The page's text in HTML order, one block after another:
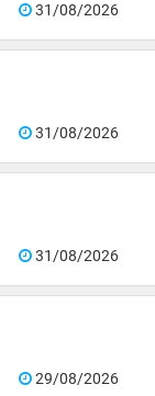
31/08/2026
31/08/2026
31/08/2026
29/08/2026